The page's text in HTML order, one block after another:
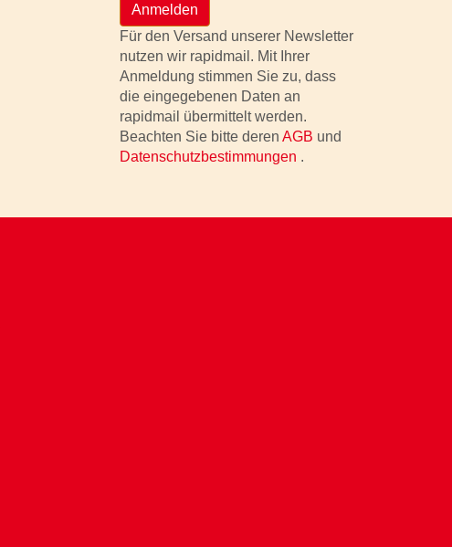
Anmelden
Für den Versand unserer Newsletter
nutzen wir rapidmail. Mit Ihrer
Anmeldung stimmen Sie zu, dass
die eingegebenen Daten an
rapidmail übermittelt werden.
Beachten Sie bitte deren AGB und
Datenschutzbestimmungen .